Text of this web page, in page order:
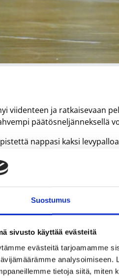
Suostumus
sivusto käyttää evästeitä
evästeitä tarjoamamme
analysoimiseen.
tietoja siitä, miten
viidenteen ja ratkaisevaan
päätösneljänneksellä
nappasi kaksi
sattuman varaan, vaan
Kuier loisti joukkueensa
ja torjunnalla.
Magnolia
delle orogranata che
8, Nicolodi e Fassina 3